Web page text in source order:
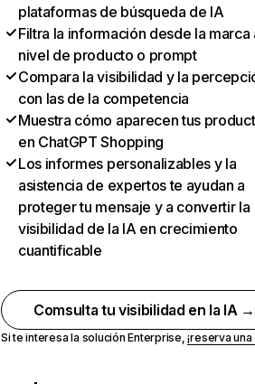
plataformas de búsqueda de IA
Filtra la información desde la marca
nivel de producto o prompt
Compara la visibilidad y la
con las de la competencia
Muestra cómo aparecen tus
en ChatGPT Shopping
Los informes personalizables y la
asistencia de expertos te ayudan a
proteger tu mensaje y a convertir la
visibilidad de la IA en crecimiento
cuantificable
Comsulta tu visibilidad en la IA →
Si te interesa la solución Enterprise,¡reserva